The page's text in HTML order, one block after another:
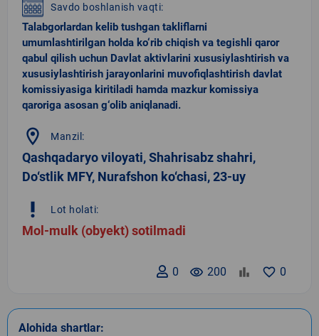
Savdo boshlanish vaqti:
Talabgorlardan kelib tushgan takliflarni
umumlashtirilgan holda ko‘rib chiqish va tegishli qaror
qabul qilish uchun Davlat aktivlarini xususiylashtirish va
xususiylashtirish jarayonlarini muvofiqlashtirish davlat
komissiyasiga kiritiladi hamda mazkur komissiya
qaroriga asosan g‘olib aniqlanadi.
location_on Manzil:
Qashqadaryo viloyati, Shahrisabz shahri,
Do‘stlik MFY, Nurafshon ko‘chasi, 23-uy
priority_high Lot holati:
Mol-mulk (obyekt) sotilmadi
favorite_border 0
remove_red_eye 200
0
Alohida shartlar: